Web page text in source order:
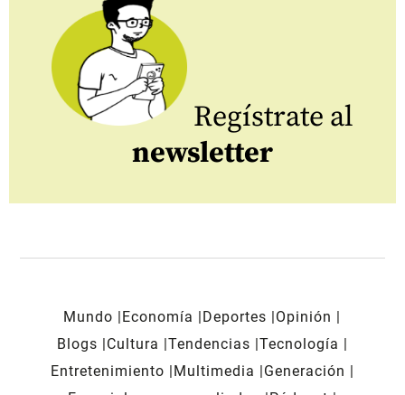
Regístrate al
newsletter
Mundo Economía Deportes
Opinión
Blogs
Cultura Tendencias Tecnología
Entretenimiento
Multimedia
Generación